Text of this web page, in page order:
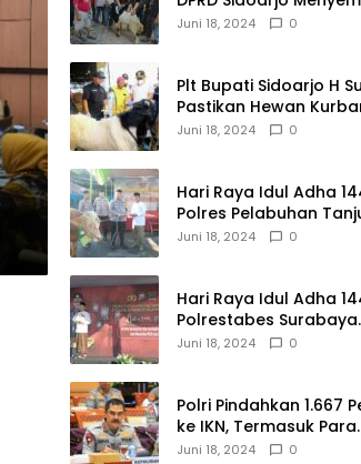
Ekor Kambing
Juni 18, 2024 0
Plt Bupati Sidoarjo H
Pastikan Hewan
dan Aman
Juni 18, 2024 0
Hari Raya Idul Adha
Polres Pelabuhan
Perak Salurkan 49
Juni 18, 2024 0
Hari Raya Idul Adha
Polrestabes Surabaya
Menerima dan
Juni 18, 2024 0
Polri Pindahkan 1.667
ke IKN, Termasuk Para
Jenderal.
Juni 18, 2024 0